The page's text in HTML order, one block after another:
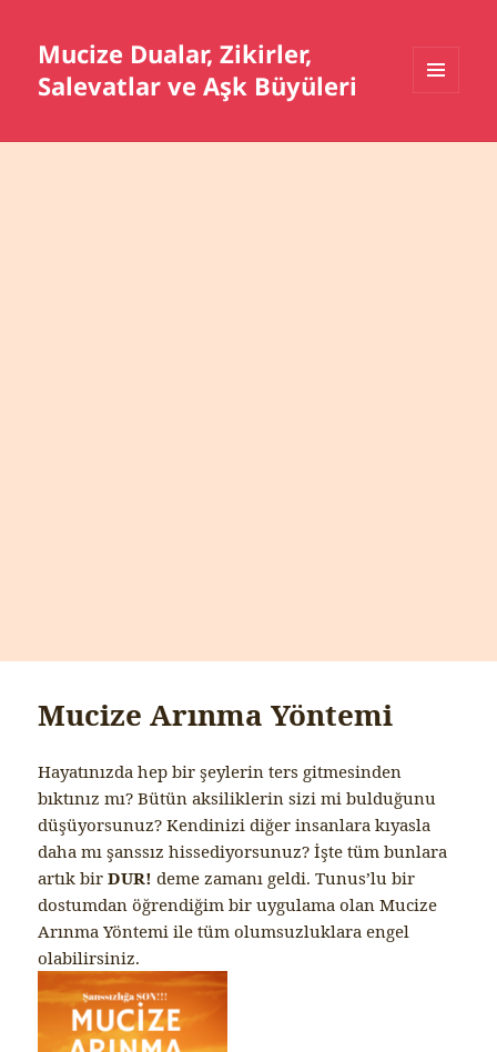
Mucize Dualar, Zikirler,
Salevatlar ve Aşk Büyüleri
BILEŞENLER
Mucize Arınma Yöntemi
Hayatınızda hep bir şeylerin ters gitmesinden
bıktınız mı? Bütün aksiliklerin sizi mi bulduğunu
düşüyorsunuz? Kendinizi diğer insanlara kıyasla
daha mı şanssız hissediyorsunuz? İşte tüm bunlara
artık birDUR! deme zamanı geldi. Tunus’lu bir
dostumdan öğrendiğim bir uygulama olan Mucize
Arınma Yöntemi ile tüm olumsuzluklara engel
olabilirsiniz.